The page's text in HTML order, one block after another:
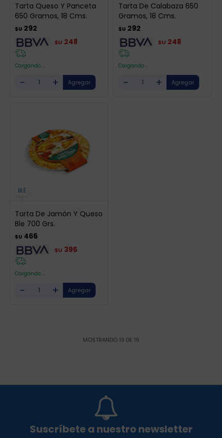
Tarta Queso Y Panceta
650 Gramos, 18 Cms.
$U 292
$U 248
Cargando ...
- +
Tarta De Calabaza 650
Gramos, 18 Cms.
$U 292
$U 248
Cargando ...
- +
BLÉ
Tarta De Jamón Y Queso
Ble 700 Grs.
$U 466
$U 396
Cargando ...
- +
MOSTRANDO 19 DE 19
Suscríbete a nuestro newsletter